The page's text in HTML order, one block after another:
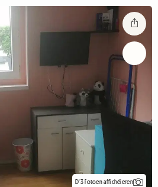
D'3 Fotoen affichéieren